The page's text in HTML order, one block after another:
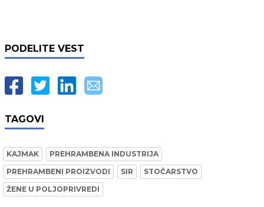
PODELITE VEST
TAGOVI
KAJMAK
PREHRAMBENA INDUSTRIJA
PREHRAMBENI PROIZVODI
SIR
STOČARSTVO
ŽENE U POLJOPRIVREDI